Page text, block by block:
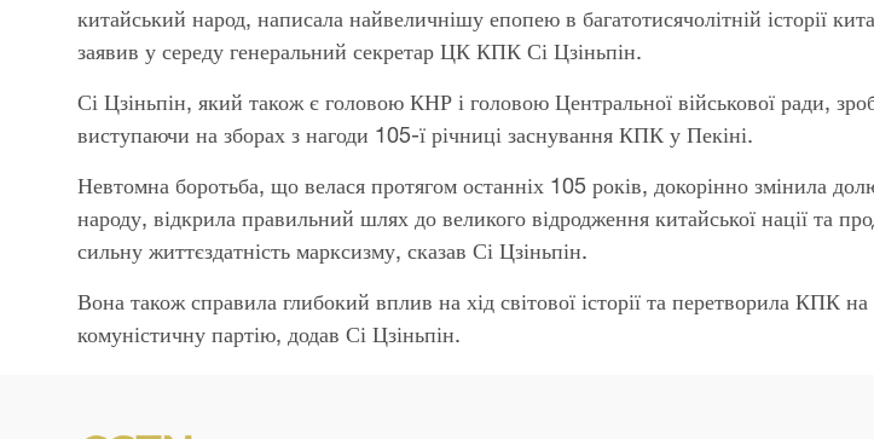
китайський народ, написала найвеличнішу епопею в багатотисячолітній історії
заявив у середу генеральний секретар ЦК КПК Сі Цзіньпін.
Сі Цзіньпін, який також є головою КНР і головою Центральної військової ради,
виступаючи на зборах з нагоди 105-ї річниці заснування КПК у Пекіні.
Невтомна боротьба, що велася протягом останніх 105 років, докорінно змінила
народу, відкрила правильний шлях до великого відродження китайської нації та
сильну життєздатність марксизму, сказав Сі Цзіньпін.
Вона також справила глибокий вплив на хід світової історії та перетворила КПК
комуністичну партію, додав Сі Цзіньпін.